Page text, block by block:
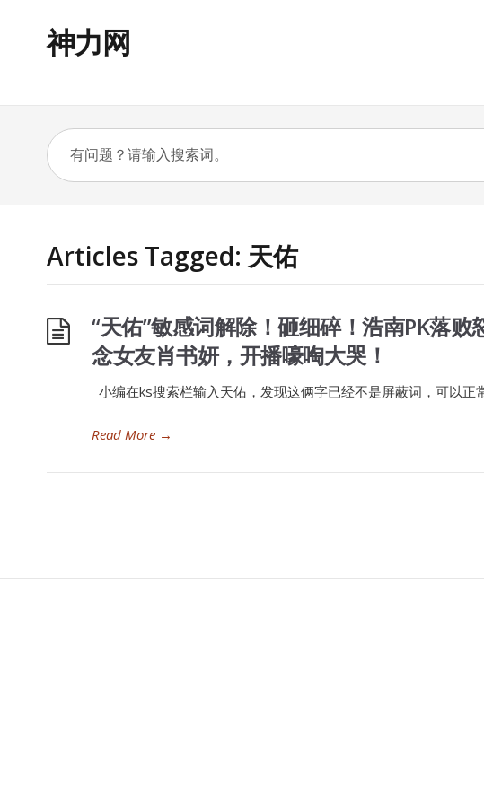
神力网
Articles Tagged: 天佑
“天佑”敏感词解除！砸细碎！浩南PK落
念女友肖书妍，开播嚎啕大哭！
小编在ks搜索栏输入天佑，发现这俩字已经不是屏蔽词，可以
Read More →